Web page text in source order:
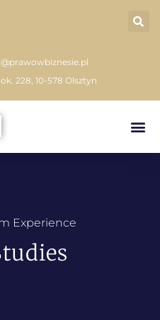
228, 10-578 Olsztyn
Experience